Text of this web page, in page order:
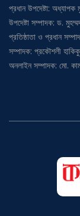
প্রধান উপদেষ্টা: অধ্যাপক
উপদেষ্টা সম্পাদক: ড.
প্রতিষ্ঠাতা ও প্রধান
সম্পাদক: প্রকৌশলী
অনলাইন সম্পাদক: মো.